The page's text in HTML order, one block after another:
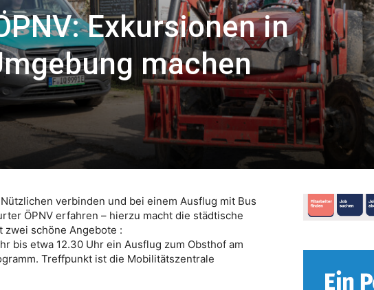
Exkursionen in
machen
verbinden und bei einem Ausflug mit Bus
ÖPNV erfahren – hierzu macht die städtische
zwei schöne Angebote :
bis etwa 12.30 Uhr ein Ausflug zum Obsthof am
Treffpunkt ist die Mobilitätszentrale